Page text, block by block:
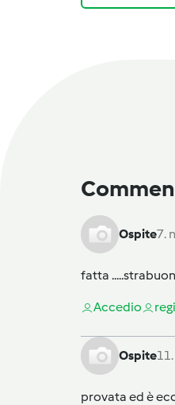
Ospite7.
fatta
Accedio
Ospite
provata ed è